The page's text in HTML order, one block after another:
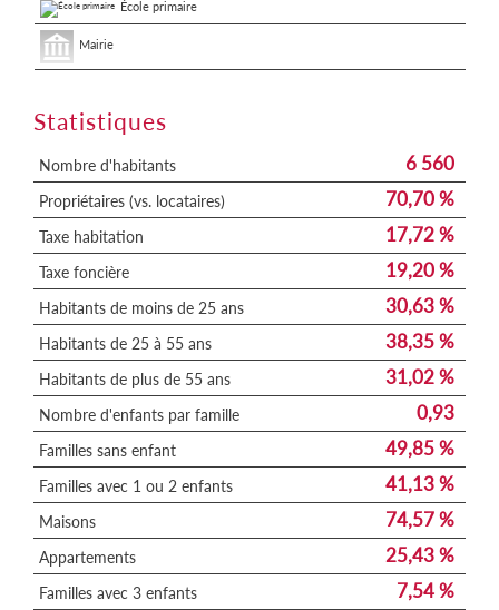
École primaire
Mairie
Statistiques
Nombre d'habitants 6 560
Propriétaires (vs. locataires) 70,70 %
Taxe habitation 17,72 %
Taxe foncière 19,20 %
Habitants de moins de 25 ans 30,63 %
Habitants de 25 à 55 ans 38,35 %
Habitants de plus de 55 ans 31,02 %
Nombre d'enfants par famille 0,93
Familles sans enfant 49,85 %
Familles avec 1 ou 2 enfants 41,13 %
Maisons 74,57 %
Appartements 25,43 %
Familles avec 3 enfants 7,54 %